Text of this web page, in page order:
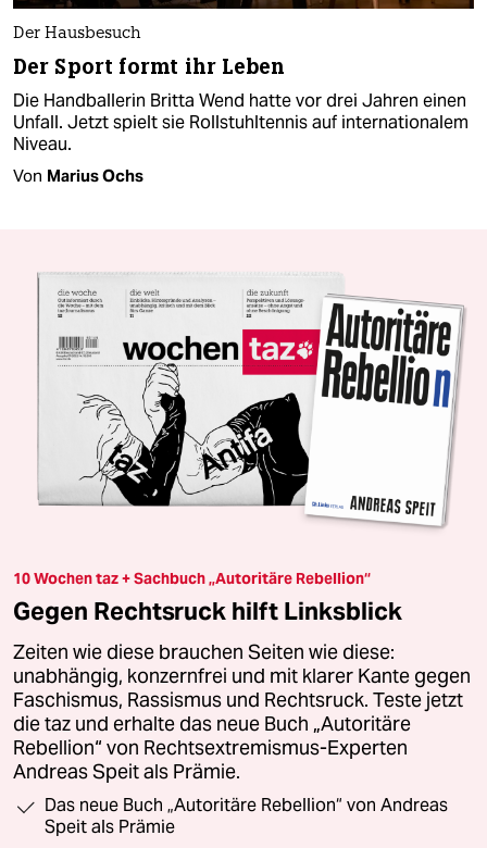
Der Hausbesuch
Der Sport formt ihr Leben
Die Handballerin Britta Wend hatte vor drei Jahren einen
Unfall. Jetzt spielt sie Rollstuhltennis auf internationalem
Niveau.
Von Marius Ochs
10 Wochen taz + Sachbuch „Autoritäre Rebellion“
Gegen Rechtsruck hilft Linksblick
Zeiten wie diese brauchen Seiten wie diese:
unabhängig, konzernfrei und mit klarer Kante gegen
Faschismus, Rassismus und Rechtsruck. Teste jetzt
die taz und erhalte das neue Buch „Autoritäre
Rebellion“ von Rechtsextremismus-Experten
Andreas Speit als Prämie.
Das neue Buch „Autoritäre Rebellion“ von Andreas
Speit als Prämie